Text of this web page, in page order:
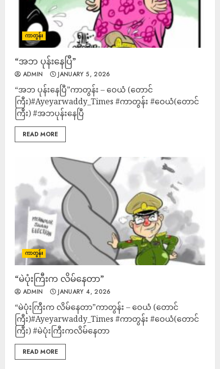
ကာတွန်း
“အဘ ပုန်းနေပြီ”
ADMIN JANUARY 5, 2026
“အဘ ပုန်းနေပြီ”ကာတွန်း – ဝေယံ (တောင်
ကြီး)#Ayeyarwaddy_Times #ကာတွန်း #ဝေယံ(တောင်
ကြီး) #အဘပုန်းနေပြီ
READ MORE
ကာတွန်း
“မဲပုံးကြီးက လိမ်နေတာ”
ADMIN JANUARY 4, 2026
“မဲပုံးကြီးက လိမ်နေတာ”ကာတွန်း – ဝေယံ (တောင်
ကြီး)#Ayeyarwaddy_Times #ကာတွန်း #ဝေယံ(တောင်
ကြီး) #မဲပုံးကြီးကလိမ်နေတာ
READ MORE